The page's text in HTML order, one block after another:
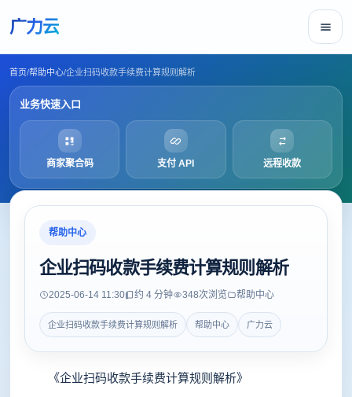
广力云
首页/帮助中心/企业扫码收款手续费计算规则解析
业务快速入口
商家聚合码 支付 API 远程收款
帮助中心
企业扫码收款手续费计算规则解析
2025-06-14 11:30 约 4 分钟 348次浏览 帮助中心
企业扫码收款手续费计算规则解析 帮助中心 广力云
《企业扫码收款手续费计算规则解析》